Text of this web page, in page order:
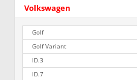
Volkswagen
Golf
Golf Variant
ID.3
ID.7